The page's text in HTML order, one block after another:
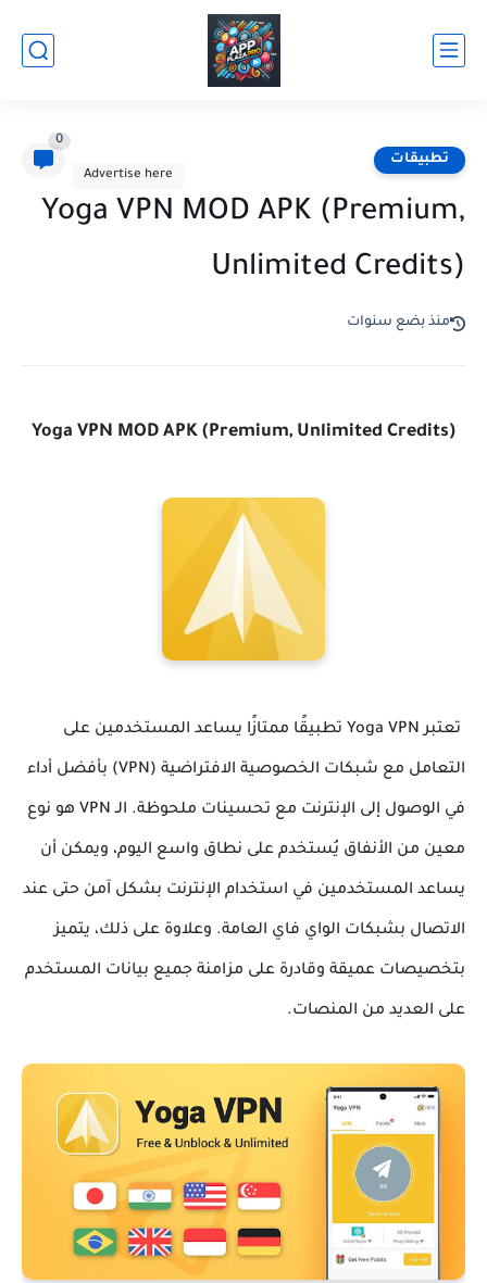
تطبيقات
0
Yoga VPN MOD APK (Premium,
Unlimited Credits)
منذ بضع سنوات
Yoga VPN MOD APK (Premium, Unlimited Credits)
تعتبر Yoga VPN تطبيقًا ممتازًا يساعد المستخدمين على
التعامل مع شبكات الخصوصية الافتراضية (VPN) بأفضل أداء
في الوصول إلى الإنترنت مع تحسينات ملحوظة. الـ VPN هو نوع
معين من الأنفاق يُستخدم على نطاق واسع اليوم، ويمكن أن
يساعد المستخدمين في استخدام الإنترنت بشكل آمن حتى عند
الاتصال بشبكات الواي فاي العامة. وعلاوة على ذلك، يتميز
بتخصيصات عميقة وقادرة على مزامنة جميع بيانات المستخدم
على العديد من المنصات.
Advertise here